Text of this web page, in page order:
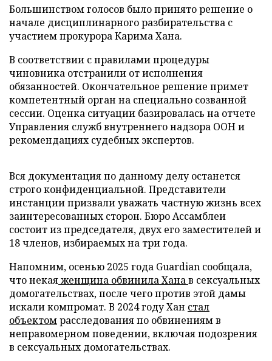
Большинством голосов было принято решение о
начале дисциплинарного разбирательства с
участием прокурора Карима Хана.
В соответствии с правилами процедуры
чиновника отстранили от исполнения
обязанностей. Окончательное решение примет
компетентный орган на специально созванной
сессии. Оценка ситуации базировалась на отчете
Управления служб внутреннего надзора ООН и
рекомендациях судебных экспертов.
Вся документация по данному делу останется
строго конфиденциальной. Представители
инстанции призвали уважать частную жизнь всех
заинтересованных сторон. Бюро Ассамблеи
состоит из председателя, двух его заместителей и
18 членов, избираемых на три года.
Напомним, осенью 2025 года Guardian сообщала,
что некаяженщина обвинила Ханав сексуальных
домогательствах, после чего против этой дамы
искали компромат. В 2024 году Хан стал
объектомрасследования по обвинениям в
неправомерном поведении, включая подозрения
в сексуальных домогательствах.